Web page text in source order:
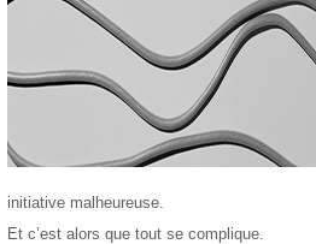
initiative malheureuse.
Et c’est alors que tout se complique.